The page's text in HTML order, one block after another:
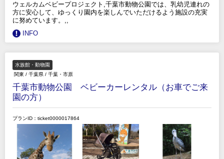
ウェルカムベビープロジェクト,千葉市動物公園では、乳幼児連れの
方に安心して、ゆっくり園内を楽しんでいただけるよう施設の充実
に努めています。,,
INFO
水族館・動物園
関東 / 千葉県 / 千葉・市原
千葉市動物公園 ベビーカーレンタル（お車でご来
園の方）
プランID：ticket0000017864